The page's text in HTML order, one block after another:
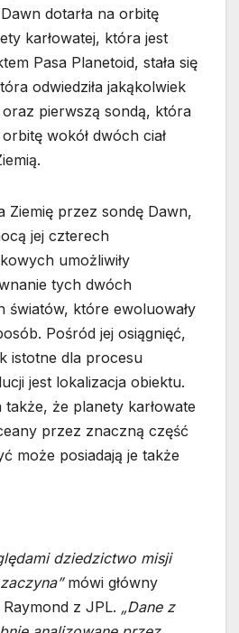
dotarła na orbitę
karłowatej, która jest
Pasa Planetoid, stała się
odwiedziła jakąkolwiek
oraz pierwszą sondą, która
wokół dwóch ciał
Ziemię przez sondę Dawn,
jej czterech
umożliwiły
tych dwóch
światów, które ewoluowały
Pośród jej osiągnięć,
istotne dla procesu
jest lokalizacja obiektu.
także, że planety karłowate
przez znaczną część
może posiadają je także
dziedzictwo misji
mówi główny
z JPL. „Dane z